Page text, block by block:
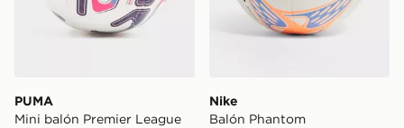
PUMA
Mini balón Premier League
Nike
Balón Phantom